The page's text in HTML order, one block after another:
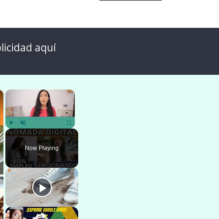
aquí
×
Play Unmute Fullscreen
Now Playing